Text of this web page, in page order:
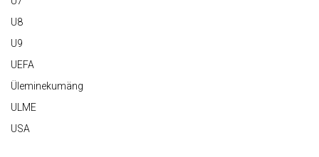
U8
U9
UEFA
Üleminekumäng
ULME
USA